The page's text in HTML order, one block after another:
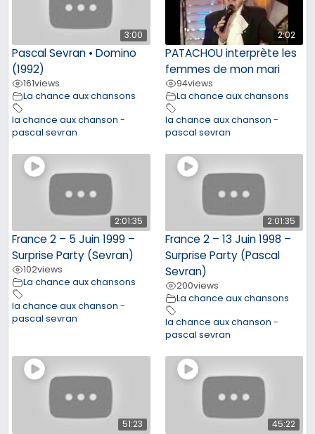
3:00
Pascal Sevran • Domino
(1992)
161views
La chance aux chansons
la chance aux chanson -
pascal sevran
2:02
PATACHOU interprète les
femmes de mon mari
94views
La chance aux chansons
la chance aux chanson -
pascal sevran
2:01:35
France 2 – 5 Juin 1999 –
Surprise Party (Sevran)
102views
La chance aux chansons
la chance aux chanson -
pascal sevran
2:01:35
France 2 – 13 Juin 1998 –
Surprise Party (Pascal
Sevran)
200views
La chance aux chansons
la chance aux chanson -
pascal sevran
51:23 45:22